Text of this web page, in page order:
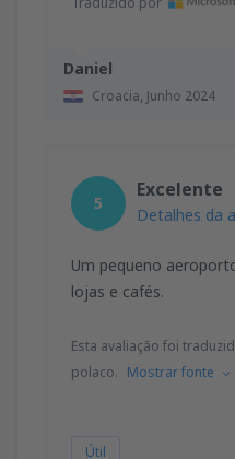
Daniel
Croacia, Junho 2024
5
Excelente
Detalhes da
Um pequeno
lojas e cafés.
Esta avaliação foi
polaco. Mostrar fonte
Útil